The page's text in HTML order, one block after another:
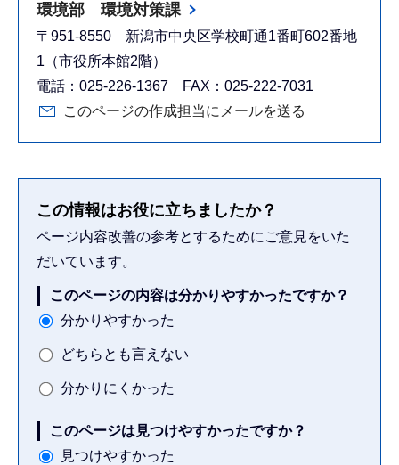
環境部 環境対策課
〒951-8550 新潟市中央区学校町通1番町602番地
1（市役所本館2階）
電話：025-226-1367 FAX：025-222-7031
このページの作成担当にメールを送る
この情報はお役に立ちましたか？
ページ内容改善の参考とするためにご意見をいた
だいています。
このページの内容は分かりやすかったですか？
分かりやすかった
どちらとも言えない
分かりにくかった
このページは見つけやすかったですか？
見つけやすかった